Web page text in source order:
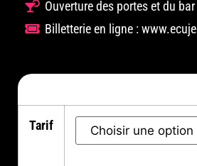
Ouverture des portes et du
Billetterie en ligne :
Tarif